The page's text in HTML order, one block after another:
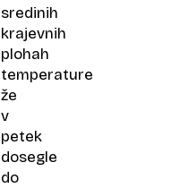
sredinih
krajevnih
plohah
temperature
že
v
petek
dosegle
do